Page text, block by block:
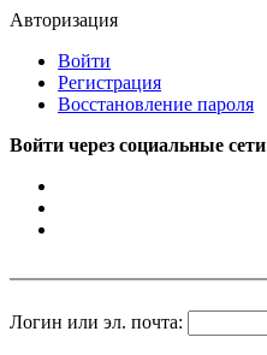
Авторизация
Войти
Регистрация
Восстановление пароля
Войти через социальные сети
Логин или эл. почта: